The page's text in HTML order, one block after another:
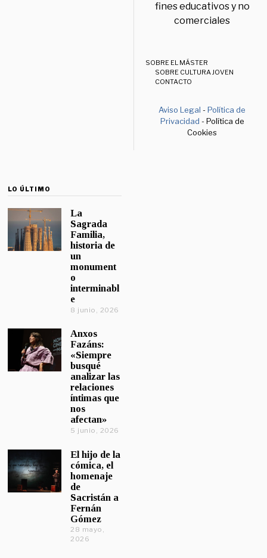
fines educativos y no
comerciales
SOBRE EL MÁSTER
SOBRE CULTURA JOVEN
CONTACTO
Aviso Legal -Política de
Privacidad - Política de
Cookies
LO ÚLTIMO
La
Sagrada
Familia,
historia de
un
monument
o
interminabl
e
8 junio, 2026
Anxos
Fazáns:
«Siempre
busqué
analizar las
relaciones
íntimas que
nos
afectan»
5 junio, 2026
El hijo de la
cómica, el
homenaje
de
Sacristán a
Fernán
Gómez
28 mayo,
2026